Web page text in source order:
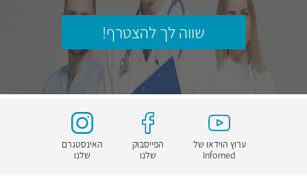
שווה לך להצטרף!
ערוץ הוידאו של
Infomed
הפייסבוק
שלנו
האינסטגרם
שלנו